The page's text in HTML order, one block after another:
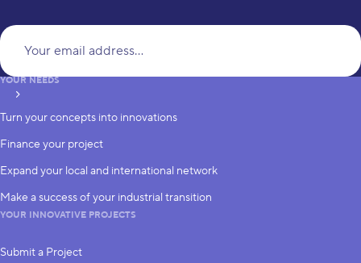
subscribe
YOUR NEEDS
Turn your concepts into innovations
Finance your project
Expand your local and international network
Make a success of your industrial transition
YOUR INNOVATIVE PROJECTS
Submit a Project